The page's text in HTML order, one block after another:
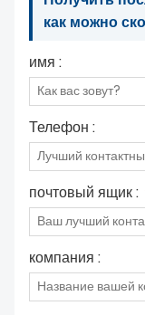
как можно
имя :
Телефон :
почтовый ящик :
компания :